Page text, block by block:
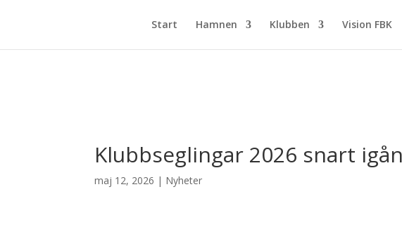
Start Hamnen Klubben Vision FBK
Klubbseglingar 2026 snart
maj 12, 2026 | Nyheter